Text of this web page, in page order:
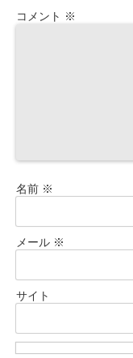
コメント ※
名前 ※
メール ※
サイト